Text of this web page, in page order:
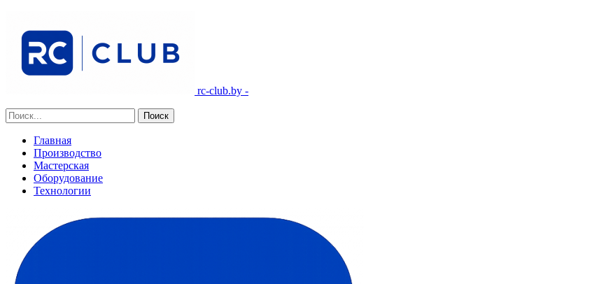
rc-club.by -
Главная
Производство
Мастерская
Оборудование
Технологии